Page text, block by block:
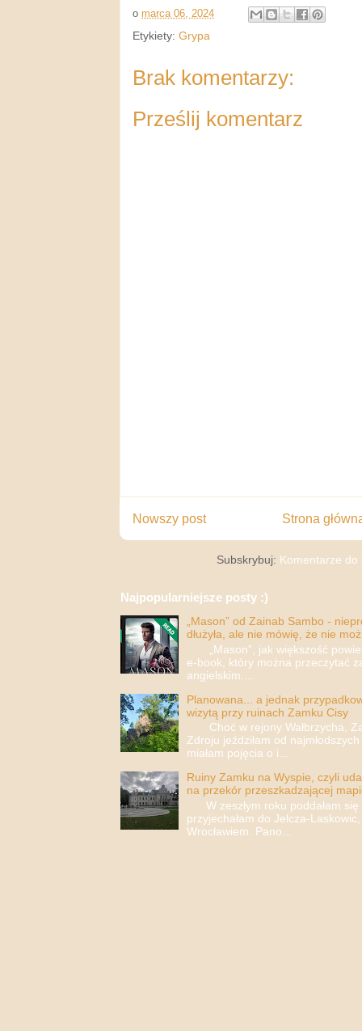
o marca 06, 2024
Etykiety: Grypa
Brak komentarzy:
Prześlij komentarz
Nowszy post Strona
Subskrybuj: Komentarze
Najpopularniejsze posty :)
„Mason” od Zainab Sambo -
dłużyła, ale nie mówię, że nie
„Mason”, jak większość
e-book, który można przeczytać
angielskim....
Planowana... a jednak
wizytą przy ruinach Zamku Cisy
Choć w rejony Wałbrzycha,
Zdroju jeździłam od
miałam pojęcia o i...
Ruiny Zamku na Wyspie, czyli
na przekór przeszkadzającej
W zeszłym roku poddałam się
przyjechałam do Jelcza-
Wrocławiem. Pano...